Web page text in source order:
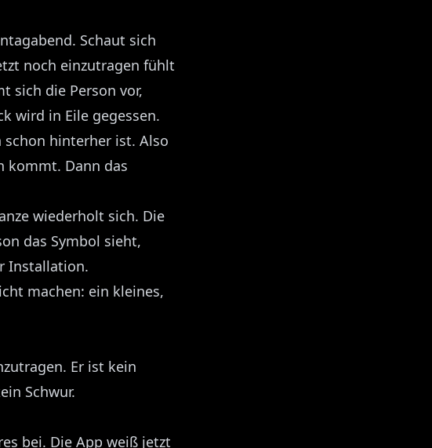
Schaut sich
noch einzutragen fühlt
sich die Person vor,
wird in Eile gegessen.
hinterher ist. Also
kommt. Dann das
wiederholt sich. Die
das Symbol sieht,
Installation.
machen: ein kleines,
Er ist kein
Schwur.
bei. Die App weiß jetzt